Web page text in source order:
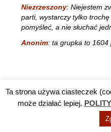
Niezrzeszony: Niejestem
parti, wystarczy tylko
pomyśleć, a nie słuchać
Anonim: ta grupka to 1604
Reklama TV DĘBA
© Info
Ta strona używa ciasteczek
może działać lepiej.